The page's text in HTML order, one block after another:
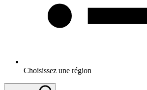
Choisissez une région